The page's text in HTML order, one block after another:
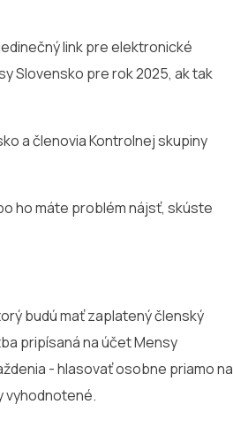
link pre elektronické
Slovensko pre rok 2025, ak tak
a členovia Kontrolnej skupiny
ho máte problém nájsť, skúste
budú mať zaplatený členský
pripísaná na účet Mensy
- hlasovať osobne priamo na
vyhodnotené.